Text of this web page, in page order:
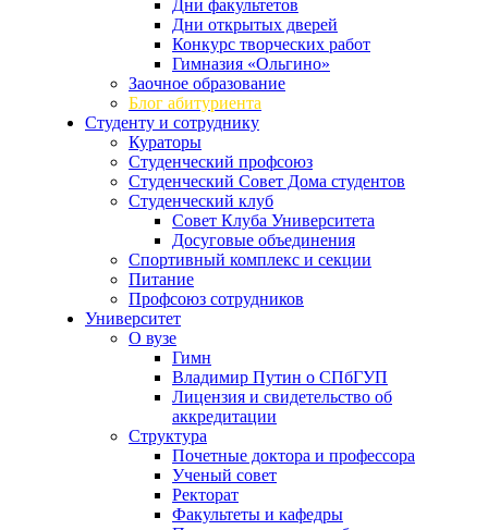
Дни факультетов
Дни открытых дверей
Конкурс творческих работ
Гимназия «Ольгино»
Заочное образование
Блог абитуриента
Студенту и сотруднику
Кураторы
Студенческий профсоюз
Студенческий Совет Дома студентов
Студенческий клуб
Совет Клуба Университета
Досуговые объединения
Спортивный комплекс и секции
Питание
Профсоюз сотрудников
Университет
О вузе
Гимн
Владимир Путин о СПбГУП
Лицензия и свидетельство об
аккредитации
Структура
Почетные доктора и профессора
Ученый совет
Ректорат
Факультеты и кафедры